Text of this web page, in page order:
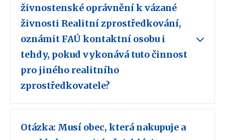
živnostenské oprávnění k vázané
živnosti Realitní zprostředkování,
oznámit FAÚ kontaktní osobu i
tehdy, pokud vykonává tuto činnost
pro jiného realitního
zprostředkovatele?
Otázka: Musí obec, která nakupuje a